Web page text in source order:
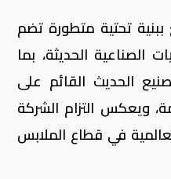
تحتية متطورة تضم
الصناعية الحديثة، بما
الحديث القائم على
ويعكس التزام الشركة
في قطاع الملابس